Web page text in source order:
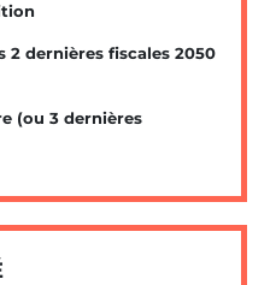
2 dernières fiscales 2050
(ou 3 dernières